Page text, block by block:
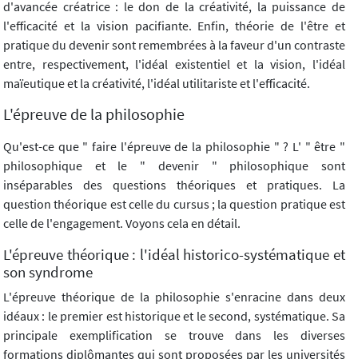
d'avancée créatrice : le don de la créativité, la puissance de
l'efficacité et la vision pacifiante. Enfin, théorie de l'être et
pratique du devenir sont remembrées à la faveur d'un contraste
entre, respectivement, l'idéal existentiel et la vision, l'idéal
maïeutique et la créativité, l'idéal utilitariste et l'efficacité.
L'épreuve de la philosophie
Qu'est-ce que " faire l'épreuve de la philosophie " ? L' " être "
philosophique et le " devenir " philosophique sont
inséparables des questions théoriques et pratiques. La
question théorique est celle du cursus ; la question pratique est
celle de l'engagement. Voyons cela en détail.
L'épreuve théorique : l'idéal historico-systématique et
son syndrome
L'épreuve théorique de la philosophie s'enracine dans deux
idéaux : le premier est historique et le second, systématique. Sa
principale exemplification se trouve dans les diverses
formations diplômantes qui sont proposées par les universités